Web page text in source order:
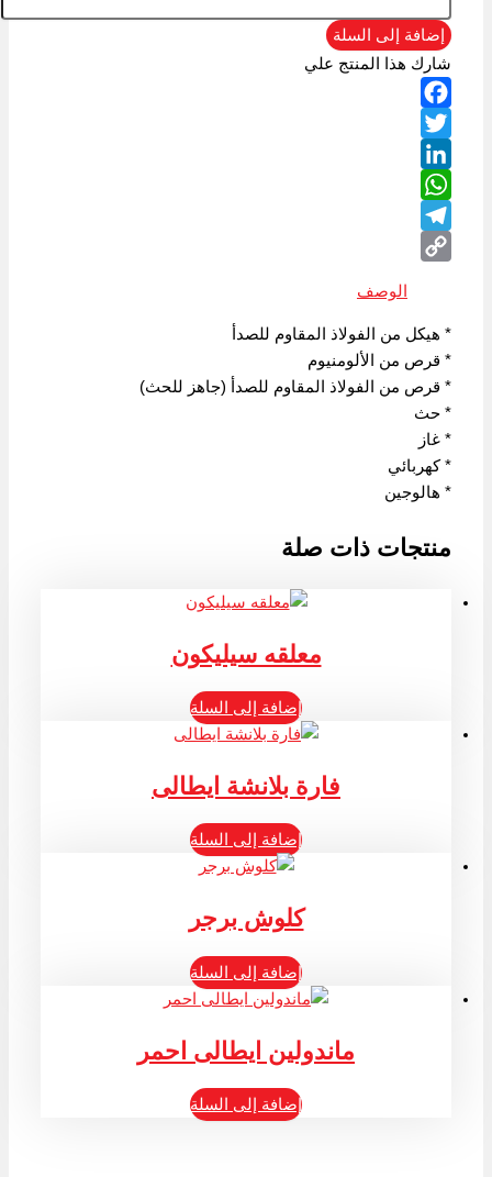
إضافة إلى السلة
شارك هذا المنتج علي
Facebook
Twitter
LinkedIn
WhatsApp
Telegram
الوصف
* هيكل من الفولاذ المقاوم للصدأ
* قرص من الألومنيوم
* قرص من الفولاذ المقاوم للصدأ (جاهز للحث)
* حث
* غاز
* كهربائي
* هالوجين
منتجات ذات صلة
معلقه سيليكون
إضافة إلى السلة
فارة بلانشة ايطالى
إضافة إلى السلة
كلوش برجر
إضافة إلى السلة
ماندولين ايطالى احمر
إضافة إلى السلة